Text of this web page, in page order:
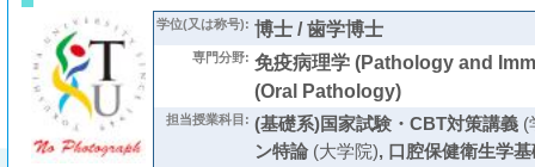
学位(又は称号): 博士 / 歯学博士
専門分野: 免疫病理学 (Pathology and
(Oral Pathology)
担当授業科目: (基礎系)国家試験・CBT対策講義(
ン特論(大学院), 口腔保健衛生学